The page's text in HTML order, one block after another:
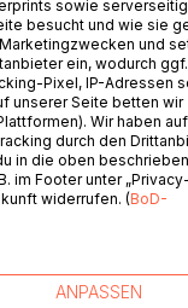
tome de la
et cela malgré
de l'amitié, de
de la
BEI
sowie
besucht und wie sie
und
ein, wodurch ggf.
Pixel, IP-Adressen
unserer Seite betten wir
Wir haben
durch den
in die oben
im Footer unter „Privacy-
widerrufen. (BoD-
ANPASSEN